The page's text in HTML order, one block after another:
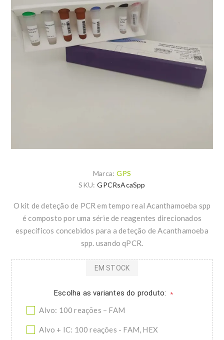
Marca: GPS
SKU: GPCRsAcaSpp
O kit de deteção de PCR em tempo real Acanthamoeba spp
é composto por uma série de reagentes direcionados
específicos concebidos para a deteção de Acanthamoeba
spp. usando qPCR.
Escolha as variantes do produto: *
Alvo: 100 reações – FAM
Alvo + IC: 100 reações - FAM, HEX
EM STOCK